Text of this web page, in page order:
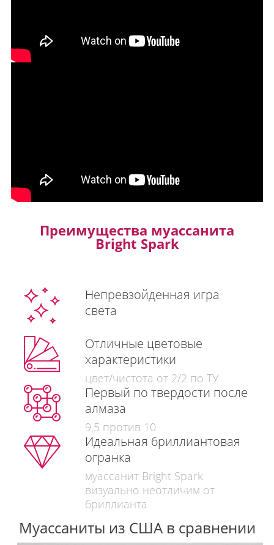
Преимущества муассанита
Bright Spark
Непревзойденная игра
света
Отличные цветовые
характеристики
цвет/чистота от 2/2 по ТУ
Первый по твердости после
алмаза
9,5 против 10
Идеальная бриллиантовая
огранка
муассанит Bright Spark
визуально неотличим от
бриллианта
Муассаниты из США в сравнении